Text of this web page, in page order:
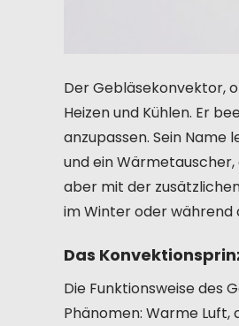
Der Gebläsekonvektor,
Heizen und Kühlen. Er
anzupassen. Sein
und ein
aber mit der
im Winter oder während
Das
Die Funktionsweise des
Phänomen: Warme